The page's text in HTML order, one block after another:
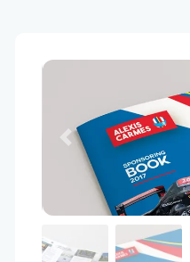
Previous